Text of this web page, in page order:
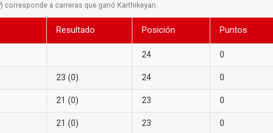
) corresponde a carreras que ganó Karthikeyan.
Resultado Posición Puntos
24 0
23 (0) 24 0
21 (0) 23 0
21 (0) 23 0